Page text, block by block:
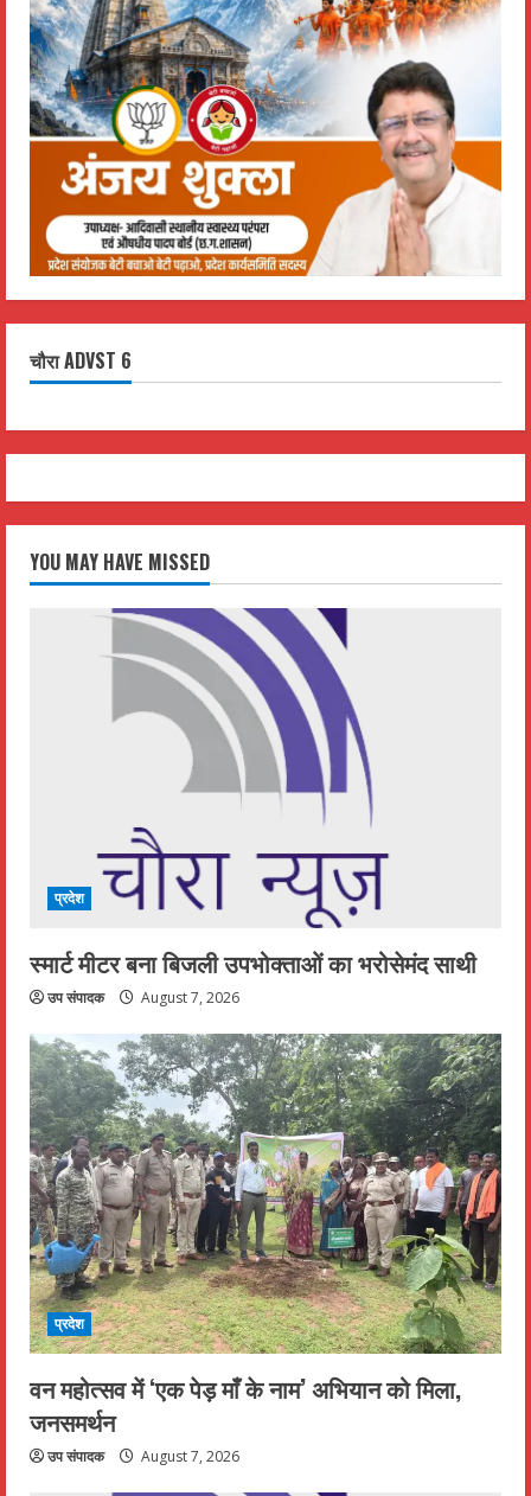
चौरा ADVST 6
YOU MAY HAVE MISSED
प्रदेश
स्मार्ट मीटर बना बिजली उपभोक्ताओं का भरोसेमंद साथी
उप संपादक August 7, 2026
प्रदेश
वन महोत्सव में ‘एक पेड़ माँ के नाम’ अभियान को मिला,
जनसमर्थन
उप संपादक August 7, 2026